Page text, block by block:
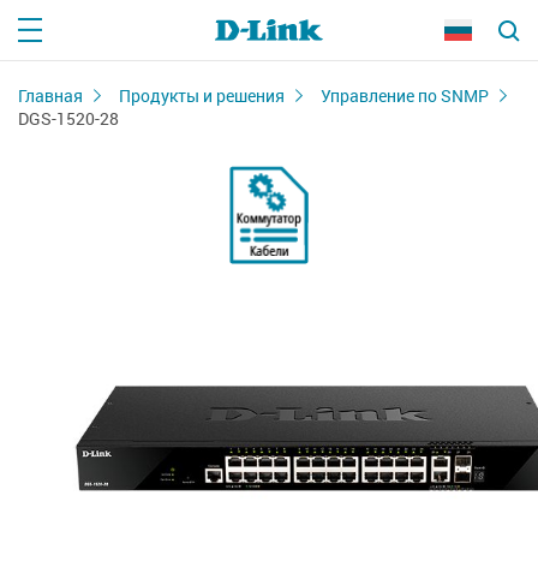
Главная Продукты и решения
Управление по SNMP
DGS-1520-28